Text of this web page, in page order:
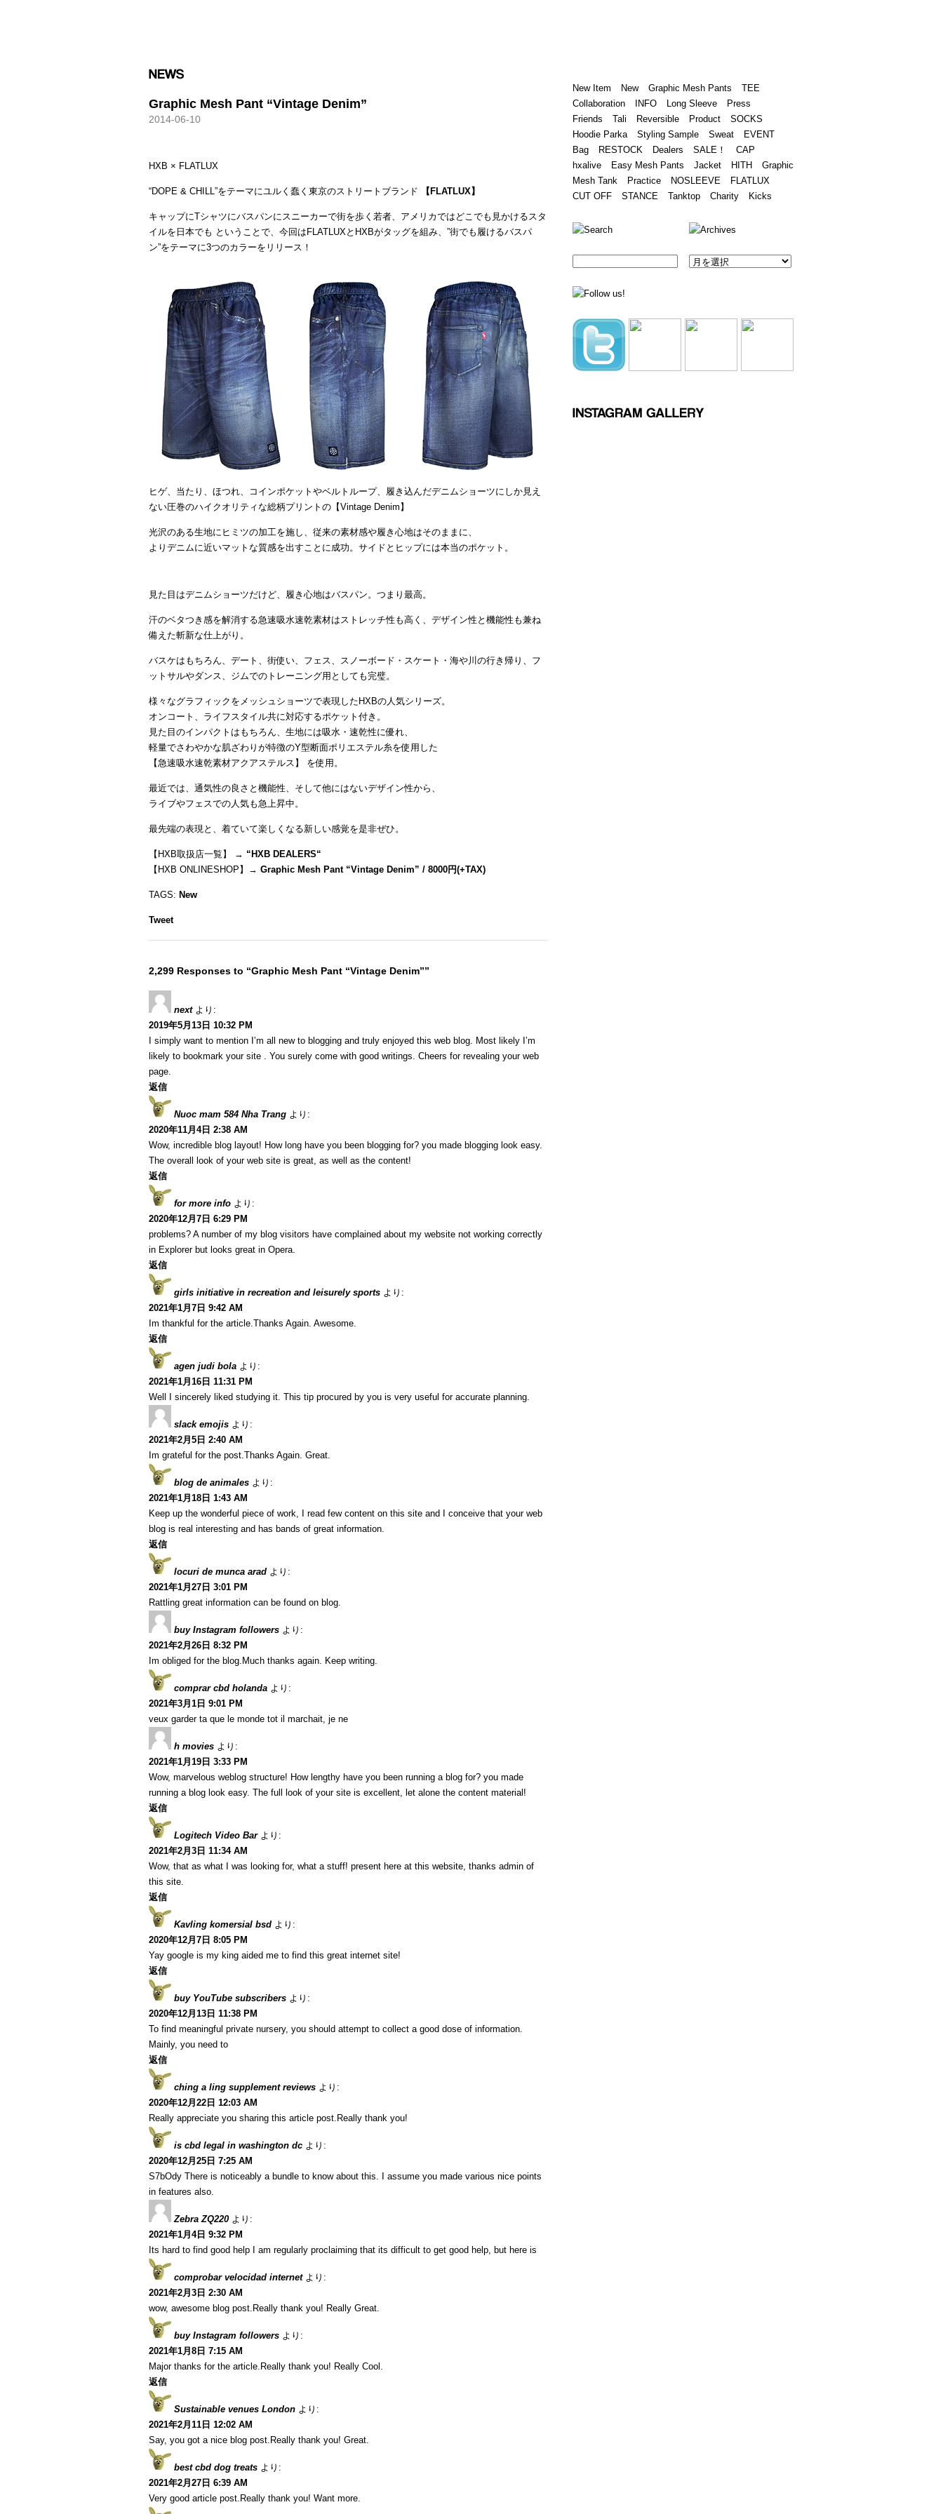
Graphic Mesh Pant “Vintage Denim”
2014-06-10
HXB × FLATLUX
“DOPE & CHILL”をテーマにユルく蠢く東京のストリートブランド 【FLATLUX】
キャップにTシャツにバスパンにスニーカーで街を歩く若者、アメリカではどこでも見かけるスタ
イルを日本でも ということで、今回はFLATLUXとHXBがタッグを組み、”街でも履けるバスパ
ン”をテーマに3つのカラーをリリース！
ヒゲ、当たり、ほつれ、コインポケットやベルトループ、履き込んだデニムショーツにしか見え
ない圧巻のハイクオリティな総柄プリントの【Vintage Denim】
光沢のある生地にヒミツの加工を施し、従来の素材感や履き心地はそのままに、
よりデニムに近いマットな質感を出すことに成功。サイドとヒップには本当のポケット。
見た目はデニムショーツだけど、履き心地はバスパン。つまり最高。
汗のベタつき感を解消する急速吸水速乾素材はストレッチ性も高く、デザイン性と機能性も兼ね
備えた斬新な仕上がり。
バスケはもちろん、デート、街使い、フェス、スノーボード・スケート・海や川の行き帰り、フ
ットサルやダンス、ジムでのトレーニング用としても完璧。
様々なグラフィックをメッシュショーツで表現したHXBの人気シリーズ。
オンコート、ライフスタイル共に対応するポケット付き。
見た目のインパクトはもちろん、生地には吸水・速乾性に優れ、
軽量でさわやかな肌ざわりが特徴のY型断面ポリエステル糸を使用した
【急速吸水速乾素材アクアステルス】 を使用。
最近では、通気性の良さと機能性、そして他にはないデザイン性から、
ライブやフェスでの人気も急上昇中。
最先端の表現と、着ていて楽しくなる新しい感覚を是非ぜひ。
【HXB取扱店一覧】 → “ HXB DEALERS“
【HXB ONLINESHOP】→ Graphic Mesh Pant “Vintage Denim” / 8000円(+TAX)
TAGS: New
Tweet
2,299 Responses to “Graphic Mesh Pant “Vintage Denim””
next より:
2019年5月13日 10:32 PM
I simply want to mention I’m all new to blogging and truly enjoyed this web blog. Most likely I’m
likely to bookmark your site . You surely come with good writings. Cheers for revealing your web
page.
返信
Nuoc mam 584 Nha Trang より:
2020年11月4日 2:38 AM
Wow, incredible blog layout! How long have you been blogging for? you made blogging look easy.
The overall look of your web site is great, as well as the content!
返信
for more info より:
2020年12月7日 6:29 PM
problems? A number of my blog visitors have complained about my website not working correctly
in Explorer but looks great in Opera.
返信
girls initiative in recreation and leisurely sports より:
2021年1月7日 9:42 AM
Im thankful for the article.Thanks Again. Awesome.
返信
agen judi bola より:
2021年1月16日 11:31 PM
Well I sincerely liked studying it. This tip procured by you is very useful for accurate planning.
slack emojis より:
2021年2月5日 2:40 AM
Im grateful for the post.Thanks Again. Great.
blog de animales より:
2021年1月18日 1:43 AM
Keep up the wonderful piece of work, I read few content on this site and I conceive that your web
blog is real interesting and has bands of great information.
返信
locuri de munca arad より:
2021年1月27日 3:01 PM
Rattling great information can be found on blog.
buy Instagram followers より:
2021年2月26日 8:32 PM
Im obliged for the blog.Much thanks again. Keep writing.
comprar cbd holanda より:
2021年3月1日 9:01 PM
veux garder ta que le monde tot il marchait, je ne
h movies より:
2021年1月19日 3:33 PM
Wow, marvelous weblog structure! How lengthy have you been running a blog for? you made
running a blog look easy. The full look of your site is excellent, let alone the content material!
返信
Logitech Video Bar より:
2021年2月3日 11:34 AM
Wow, that as what I was looking for, what a stuff! present here at this website, thanks admin of
this site.
返信
Kavling komersial bsd より:
2020年12月7日 8:05 PM
Yay google is my king aided me to find this great internet site!
返信
buy YouTube subscribers より:
2020年12月13日 11:38 PM
To find meaningful private nursery, you should attempt to collect a good dose of information.
Mainly, you need to
返信
ching a ling supplement reviews より:
2020年12月22日 12:03 AM
Really appreciate you sharing this article post.Really thank you!
is cbd legal in washington dc より:
2020年12月25日 7:25 AM
S7bOdy There is noticeably a bundle to know about this. I assume you made various nice points
in features also.
Zebra ZQ220 より:
2021年1月4日 9:32 PM
Its hard to find good help I am regularly proclaiming that its difficult to get good help, but here is
comprobar velocidad internet より:
2021年2月3日 2:30 AM
wow, awesome blog post.Really thank you! Really Great.
buy Instagram followers より:
2021年1月8日 7:15 AM
Major thanks for the article.Really thank you! Really Cool.
返信
Sustainable venues London より:
2021年2月11日 12:02 AM
Say, you got a nice blog post.Really thank you! Great.
best cbd dog treats より:
2021年2月27日 6:39 AM
Very good article post.Really thank you! Want more.
New Item New Graphic Mesh Pants
TEE
Collaboration
INFO Long Sleeve
Press
Friends
Tali Reversible Product
SOCKS
Hoodie Parka
Styling Sample Sweat
EVENT
Bag
RESTOCK Dealers SALE！
CAP
hxalive
Easy Mesh Pants Jacket HITH
Graphic
Mesh Tank
Practice NOSLEEVE
FLATLUX
CUT OFF
STANCE Tanktop Charity Kicks